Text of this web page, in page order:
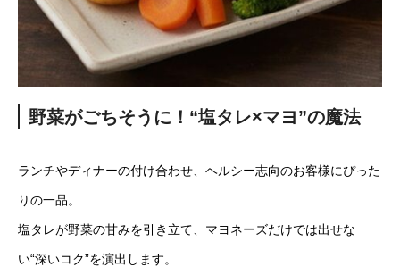
野菜がごちそうに！“塩タレ×マヨ”の魔法
ランチやディナーの付け合わせ、ヘルシー志向のお客様にぴった
りの一品。
塩タレが野菜の甘みを引き立て、マヨネーズだけでは出せな
い“深いコク”を演出します。